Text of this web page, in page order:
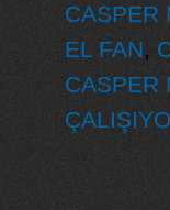
CASPER
EL FAN,
CASPER